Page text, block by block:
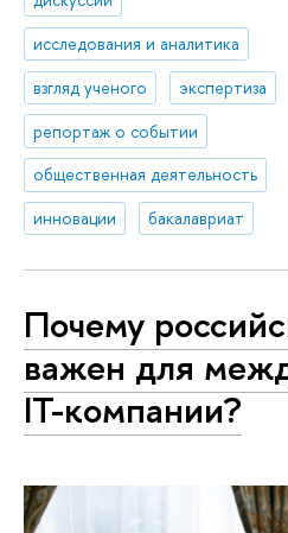
исследования и аналитика
взгляд ученого
экспертиза
репортаж о событии
общественная деятельность
инновации
бакалавриат
Почему
важен для
IT-компании?